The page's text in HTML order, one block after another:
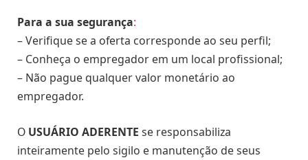
Para a sua segurança:
– Verifique se a oferta corresponde ao seu perfil;
– Conheça o empregador em um local profissional;
– Não pague qualquer valor monetário ao
empregador.
O USUÁRIO ADERENTE se responsabiliza
inteiramente pelo sigilo e manutenção de seus